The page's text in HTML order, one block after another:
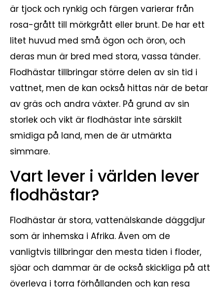
är tjock och rynkig och färgen varierar från
rosa-grått till mörkgrått eller brunt. De har ett
litet huvud med små ögon och öron, och
deras mun är bred med stora, vassa tänder.
Flodhästar tillbringar större delen av sin tid i
vattnet, men de kan också hittas när de betar
av gräs och andra växter. På grund av sin
storlek och vikt är flodhästar inte särskilt
smidiga på land, men de är utmärkta
simmare.
Vart lever i världen lever
flodhästar?
Flodhästar är stora, vattenälskande däggdjur
som är inhemska i Afrika. Även om de
vanligtvis tillbringar den mesta tiden i floder,
sjöar och dammar är de också skickliga på att
överleva i torra förhållanden och kan resa